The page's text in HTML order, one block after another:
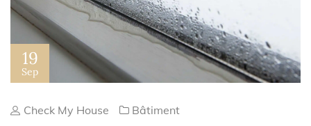
19
Sep
Check My House Bâtiment